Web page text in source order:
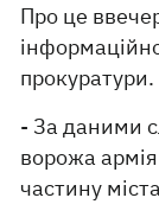
Про це
прокуратури.
- За даними
ворожа
частину